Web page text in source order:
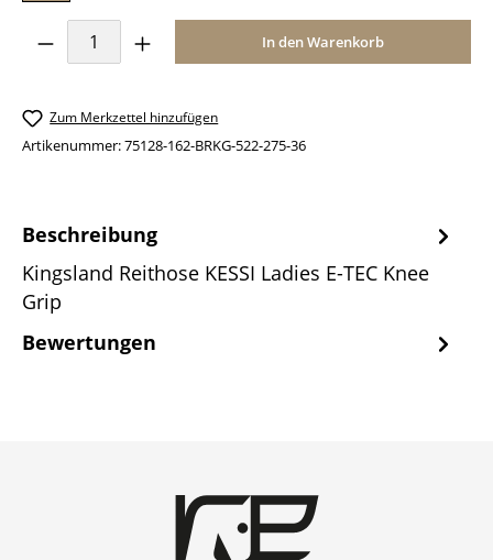
Produkt Anzahl: Gib den gewünschten
In den Warenkorb
Zum Merkzettel hinzufügen
Artikenummer:75128-162-BRKG-522-275-36
Beschreibung
Kingsland Reithose KESSI Ladies E-TEC Knee
Grip
Bewertungen